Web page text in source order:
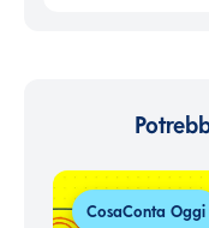
CosaConta Oggi